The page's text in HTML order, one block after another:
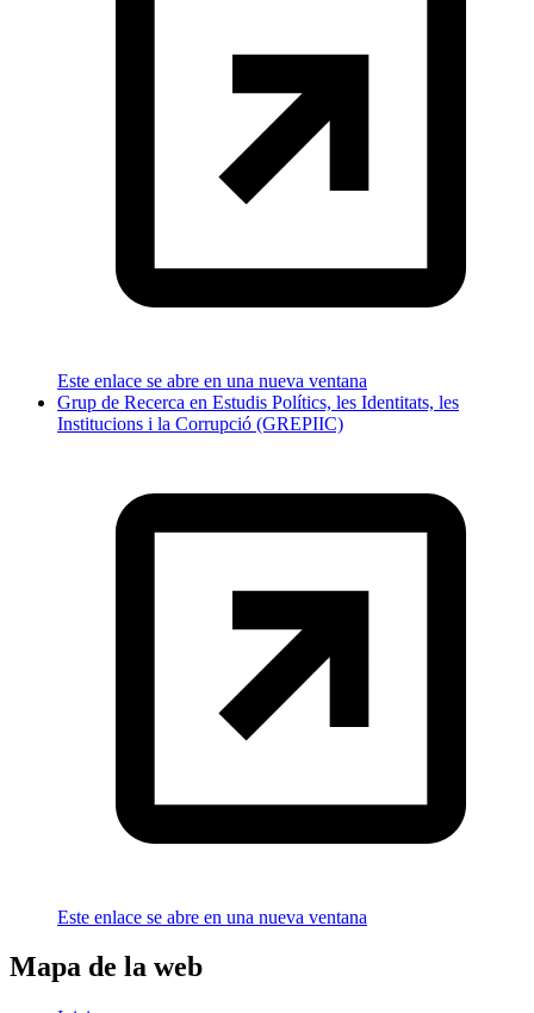
Este enlace se abre en una nueva ventana
Grup de Recerca en Estudis Polítics, les Identitats, les
Institucions i la Corrupció (GREPIIC)
Este enlace se abre en una nueva ventana
Mapa de la web